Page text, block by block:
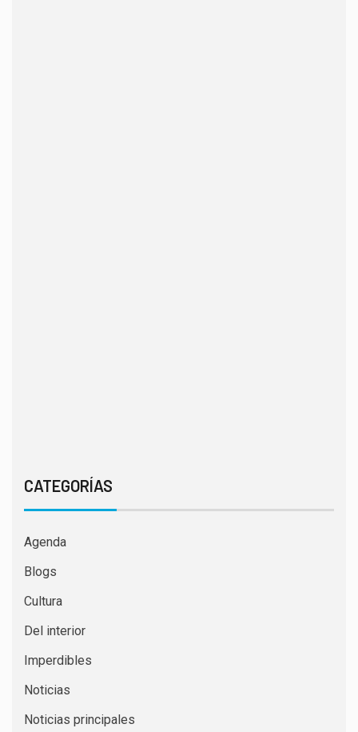
CATEGORÍAS
Agenda
Blogs
Cultura
Del interior
Imperdibles
Noticias
Noticias principales